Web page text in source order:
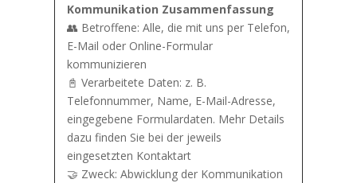
Kommunikation Zusammenfassung
👥 Betroffene: Alle, die mit uns per Telefon,
E-Mail oder Online-Formular
kommunizieren
📓 Verarbeitete Daten: z. B.
Telefonnummer, Name, E-Mail-Adresse,
eingegebene Formulardaten. Mehr Details
dazu finden Sie bei der jeweils
eingesetzten Kontaktart
🤝 Zweck: Abwicklung der Kommunikation